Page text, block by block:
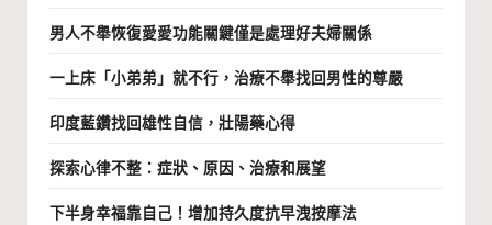
男人不舉恢復愛愛功能關鍵僅是處理好夫婦關係
一上床「小弟弟」就不行，治療不舉找回男性的尊嚴
印度藍鑽找回雄性自信，壯陽藥心得
探索心律不整：症狀、原因、治療和展望
下半身幸福靠自己！增加持久度抗早洩按摩法